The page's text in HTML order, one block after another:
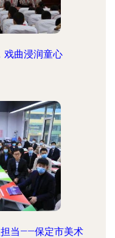
戏曲浸润童心
当——保定市美术